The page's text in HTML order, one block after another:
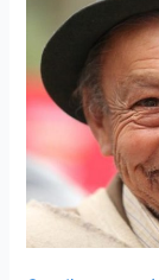
encontrar
los
mayores
60
años
que
no